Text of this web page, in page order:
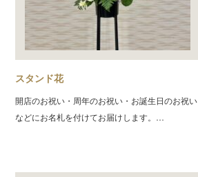
スタンド花
開店のお祝い・周年のお祝い・お誕生日のお祝い
などにお名札を付けてお届けします。…